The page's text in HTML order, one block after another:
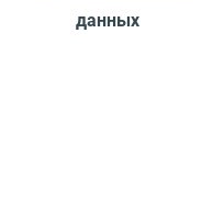
данных